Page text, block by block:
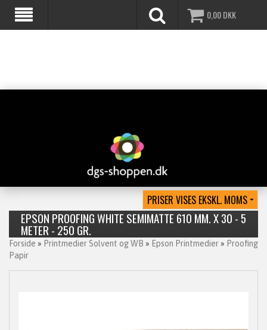
0,00DKK
EPSON PROOFING WHITE SEMIMATTE 610 MM. X 30 - 5
METER - 250 GR.
Forside » Printmedier Solvent og WB » Epson Printmedier » Proofing
Papir